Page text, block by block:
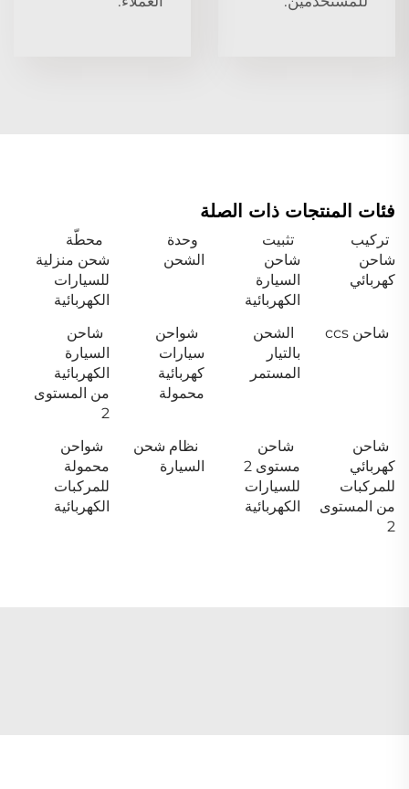
فئات المنتجات ذات الصلة
تركيب
شاحن
كهربائي
تثبيت
شاحن
السيارة
الكهربائية
وحدة
الشحن
محطّة
شحن منزلية
للسيارات
الكهربائية
شاحن ccs
الشحن
بالتيار
المستمر
شواحن
سيارات
كهربائية
محمولة
شاحن
السيارة
الكهربائية
من المستوى
2
شاحن
كهربائي
للمركبات
من المستوى
2
شاحن
مستوى 2
للسيارات
الكهربائية
نظام شحن
السيارة
شواحن
محمولة
للمركبات
الكهربائية